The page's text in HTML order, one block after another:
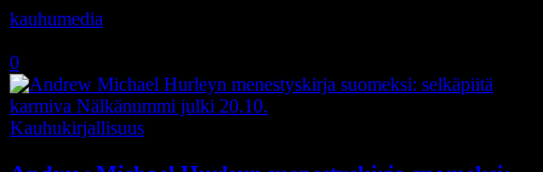
kauhumedia
0
Kauhukirjallisuus